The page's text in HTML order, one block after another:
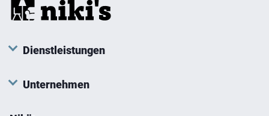
Dienstleistungen
Unternehmen